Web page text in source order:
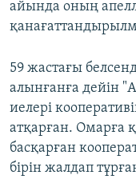
айында оның
59 жастағы
алынғанға дейін
иелері
атқарған. Омарға
басқарған
бірін жалдап